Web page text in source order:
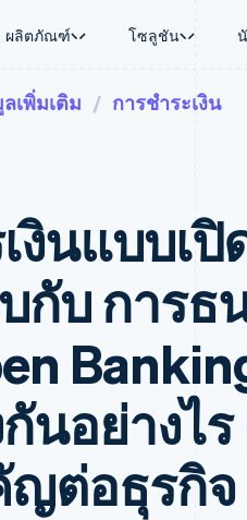
ผลิตภัณฑ์ โซลูชัน
ขียน
การ
ะเงิน
รายรับ
การเรียกเก็บเงินตาม
การชำระเงินตามรอ
การจัดการการชำระ
Invoicing
ครั้งเดียวหรือตามแบ
หน้า
Tax
คิดภาษีการขายและ
อัตโนมัติ
Revenue
ระบบอัตโนมัติสำหรั
Stripe Sigma
รายงานที่ออกแบบเอง
Data Pipeline
ตามกรณีใ
การทำง
ธุรกิจทั่ว
การชำร
การจัดก
แพลตฟอ
การสนับส
เพิ่มเติม การชำระเงิน
งินแบบเ
กับ การ
นอย่างไ
ญต่อธุรกิจ